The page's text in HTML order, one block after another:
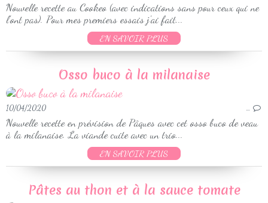
Nouvelle recette au Cookeo (avec indications sans pour ceux qui ne
l'ont pas). Pour mes premiers essais j'ai fait...
EN SAVOIR PLUS
Osso buco à la milanaise
10/04/2020 …
Nouvelle recette en prévision de Pâques avec cet osso buco de veau
à la milanaise. La viande cuite avec un trio...
EN SAVOIR PLUS
Pâtes au thon et à la sauce tomate